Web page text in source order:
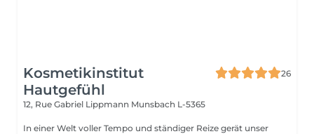
Kosmetikinstitut
Hautgefühl
26
12, Rue Gabriel Lippmann Munsbach L-5365
In einer Welt voller Tempo und ständiger Reize gerät unser